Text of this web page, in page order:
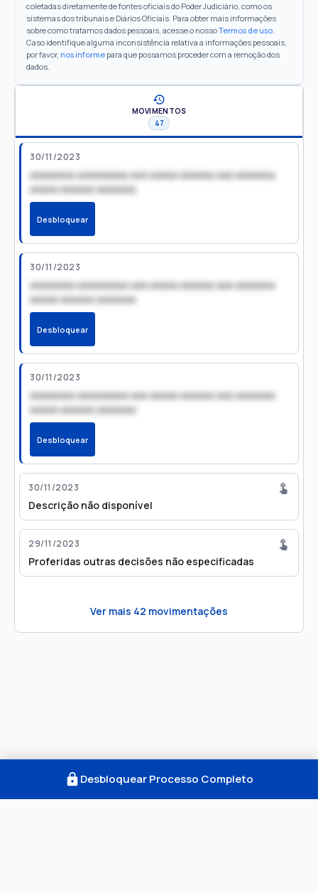
coletadas diretamente de fontes oficiais do Poder Judiciário, como os
sistemas dos tribunais e Diários Oficiais. Para obter mais informações
sobre como tratamos dados pessoais, acesse o nossoTermos de uso.
Caso identifique alguma inconsistência relativa a informações pessoais,
por favor, nos informe para que possamos proceder com a remoção dos
dados.
MOVIMENTOS
47
30/11/2023
xxxxxxxx xxxxxxxxx xxx xxxxx xxxxxx xxx xxxxxxx
xxxxx xxxxxx xxxxxxx
Desbloquear
30/11/2023
xxxxxxxx xxxxxxxxx xxx xxxxx xxxxxx xxx xxxxxxx
xxxxx xxxxxx xxxxxxx
Desbloquear
30/11/2023
xxxxxxxx xxxxxxxxx xxx xxxxx xxxxxx xxx xxxxxxx
xxxxx xxxxxx xxxxxxx
Desbloquear
30/11/2023
Descrição não disponível
29/11/2023
Proferidas outras decisões não especificadas
Ver mais 42 movimentações
Desbloquear Processo Completo